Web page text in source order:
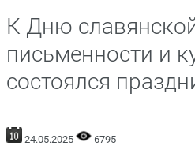
К Дню
письменности и
состоялся
24.05.2025
6795